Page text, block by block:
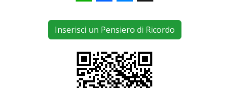
Inserisci un Pensiero di Ricordo